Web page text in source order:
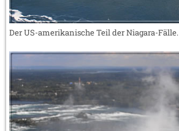
Der US-amerikanische Teil der Niagara-Fälle.